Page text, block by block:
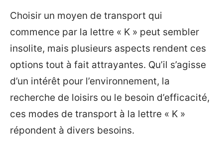
Choisir un moyen de transport qui
commence par la lettre « K » peut sembler
insolite, mais plusieurs aspects rendent ces
options tout à fait attrayantes. Qu’il s’agisse
d’un intérêt pour l’environnement, la
recherche de loisirs ou le besoin d’efficacité,
ces modes de transport à la lettre « K »
répondent à divers besoins.